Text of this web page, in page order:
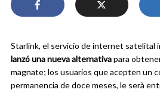
Starlink, el servicio de internet satelital
lanzó una nueva alternativapara
magnate; los usuarios que acepten un
permanencia de doce meses, le serà